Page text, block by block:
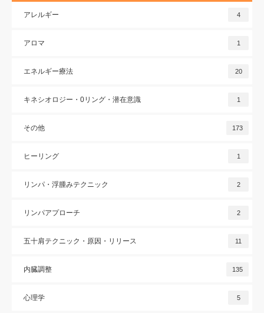
アレルギー 4
アロマ 1
エネルギー療法 20
キネシオロジー・0リング・潜在意識 1
その他 173
ヒーリング 1
リンパ・浮腫みテクニック 2
リンパアプローチ 2
五十肩テクニック・原因・リリース 11
内臓調整 135
心理学 5